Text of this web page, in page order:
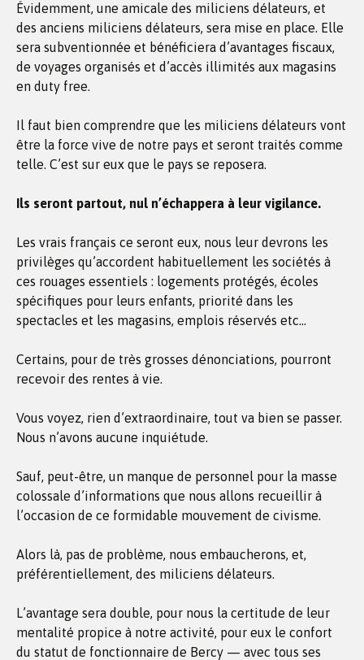
Évidemment, une amicale des miliciens délateurs, et
des anciens miliciens délateurs, sera mise en place. Elle
sera subventionnée et bénéficiera d’avantages fiscaux,
de voyages organisés et d’accès illimités aux magasins
en duty free.
Il faut bien comprendre que les miliciens délateurs vont
être la force vive de notre pays et seront traités comme
telle. C’est sur eux que le pays se reposera.
Ils seront partout, nul n’échappera à leur vigilance.
Les vrais français ce seront eux, nous leur devrons les
privilèges qu’accordent habituellement les sociétés à
ces rouages essentiels : logements protégés, écoles
spécifiques pour leurs enfants, priorité dans les
spectacles et les magasins, emplois réservés etc…
Certains, pour de très grosses dénonciations, pourront
recevoir des rentes à vie.
Vous voyez, rien d’extraordinaire, tout va bien se passer.
Nous n’avons aucune inquiétude.
Sauf, peut-être, un manque de personnel pour la masse
colossale d’informations que nous allons recueillir à
l’occasion de ce formidable mouvement de civisme.
Alors là, pas de problème, nous embaucherons, et,
préférentiellement, des miliciens délateurs.
L’avantage sera double, pour nous la certitude de leur
mentalité propice à notre activité, pour eux le confort
du statut de fonctionnaire de Bercy — avec tous ses